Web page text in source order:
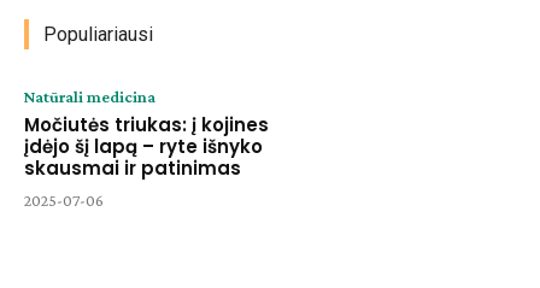
Populiariausi
Natūrali medicina
Močiutės triukas: į kojines
įdėjo šį lapą – ryte išnyko
skausmai ir patinimas
2025-07-06